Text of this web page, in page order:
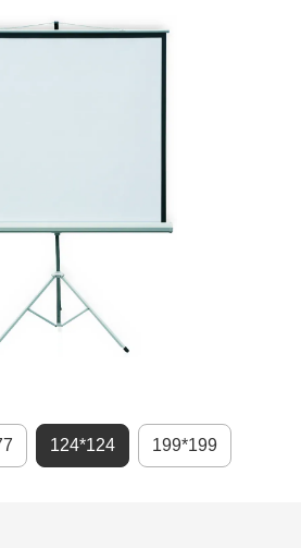
124*124 199*199